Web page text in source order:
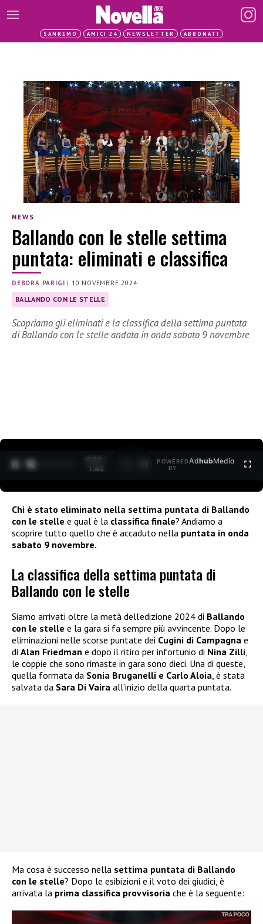
SANREMO AMICI 24 NEWSLETTER ABBONATI
NEWS
Ballando con le stelle settima
puntata: eliminati e classifica
DEBORA PARIGI | 10 NOVEMBRE 2024
BALLANDO CON LE STELLE
Scopriamo gli eliminati e la classifica della settima puntata
di Ballando con le stelle andata in onda sabato 9 novembre
0:30 /
1:40
POWERED
BY
AdhubMedia
Chi è stato eliminato nella settima puntata di Ballando
con le stelle e qual è la classifica finale? Andiamo a
scoprire tutto quello che è accaduto nella puntata in onda
sabato 9 novembre.
La classifica della settima puntata di
Ballando con le stelle
Siamo arrivati oltre la metà dell’edizione 2024 di Ballando
con le stelle e la gara si fa sempre più avvincente. Dopo le
eliminazioni nelle scorse puntate dei Cugini di Campagna e
di Alan Friedman e dopo il ritiro per infortunio di Nina Zilli,
le coppie che sono rimaste in gara sono dieci. Una di queste,
quella formata da Sonia Bruganelli e Carlo Aloia, è stata
salvata da Sara Di Vaira all’inizio della quarta puntata.
Ma cosa è successo nella settima puntata di Ballando
con le stelle? Dopo le esibizioni e il voto dei giudici, è
arrivata la prima classifica provvisoria che è la seguente: